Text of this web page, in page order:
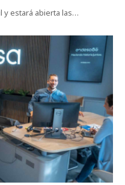
y estará abierta las…